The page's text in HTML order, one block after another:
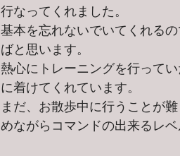
行なってくれました。
基本を忘れないでいてくれる
ばと思います。
熱心にトレーニングを行って
に着けてくれています。
まだ、お散歩中に行うことが
めながらコマンドの出来るレ